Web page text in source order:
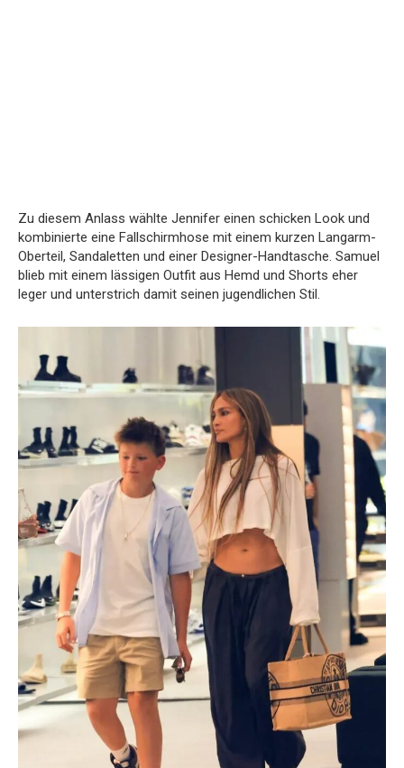
Zu diesem Anlass wählte Jennifer einen schicken Look und
kombinierte eine Fallschirmhose mit einem kurzen Langarm-
Oberteil, Sandaletten und einer Designer-Handtasche. Samuel
blieb mit einem lässigen Outfit aus Hemd und Shorts eher
leger und unterstrich damit seinen jugendlichen Stil.